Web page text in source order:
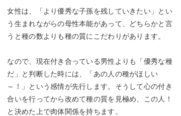
女性は、「より優秀な子孫を残していきたい」とい
う生まれながらの母性本能があって、どちらかと言
うと種の数よりも種の質にこだわりがあります。
なので、現在付き合っている男性よりも「優秀な種
だ」と判断した時には、「あの人の種がほしい
～！」という感情が先行します。そうして心の付き
合いを行ってから改めて種の質を見極め、この人！
と決めた上で肉体関係を持ちます。